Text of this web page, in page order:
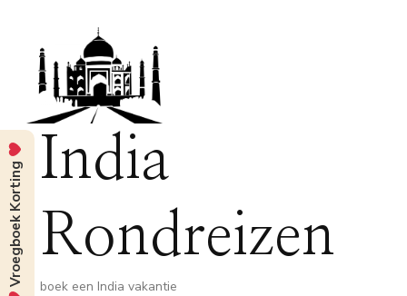
India
Rondreizen
boek een India vakantie
Vroegboek Korting